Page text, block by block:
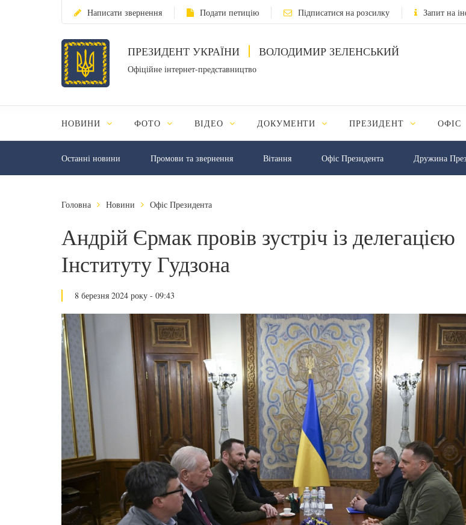
Написати звернення Подати петицію Підписатися на розсилку Запит на
ПРЕЗИДЕНТ УКРАЇНИ ВОЛОДИМИР ЗЕЛЕНСЬКИЙ
Офіційне інтернет-представництво
НОВИНИ ФОТО ВІДЕО ДОКУМЕНТИ ПРЕЗИДЕНТ ОФІС
Останні новини Промови та звернення Вiтання Офіс Президента Дружина
Головна Новини Офіс Президента
Андрій Єрмак провів зустріч із делегацією
Інституту Гудзона
8 березня 2024 року - 09:43